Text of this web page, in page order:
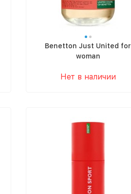
Benetton Just United for
woman
Нет в наличии